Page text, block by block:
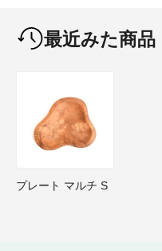
最近みた商品
プレート マルチ S